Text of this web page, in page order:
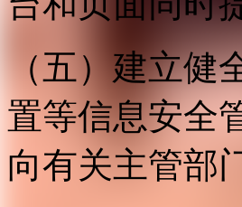
（五）建立
置等信息安全
向有关主管部